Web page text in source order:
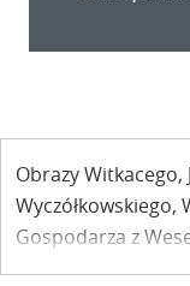
Obrazy Witkacego,
Wyczółkowskiego,
Gospodarza z
podczas